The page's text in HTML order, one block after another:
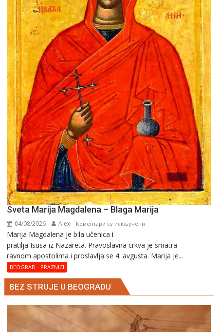
Sveta Marija Magdalena – Blaga Marija
04/08/2026 Alex Коментари су искључени
Marija
Magdalena
Marija Magdalena je bila učenica i
pratilja Isusa iz Nazareta. Pravoslavna crkva je smatra
ravnom apostolima i proslavlja se 4. avgusta. Marija je...
BEOGRAD - PRAZNICI
BEZ STRUJE U BEOGRADU